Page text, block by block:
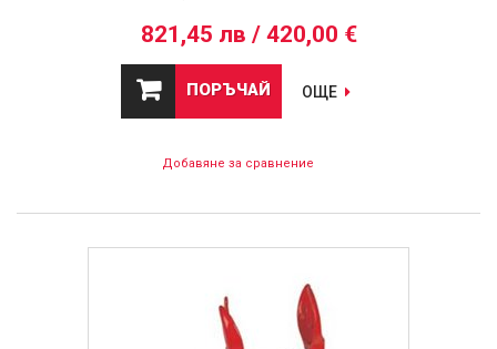
821,45 лв / 420,00 €
ПОРЪЧАЙ ОЩЕ
Добавяне за сравнение